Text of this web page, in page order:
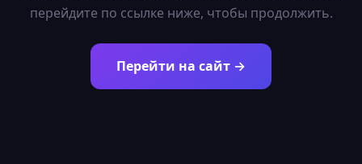
перейдите по ссылке ниже, чтобы продолжить.
Перейти на сайт →